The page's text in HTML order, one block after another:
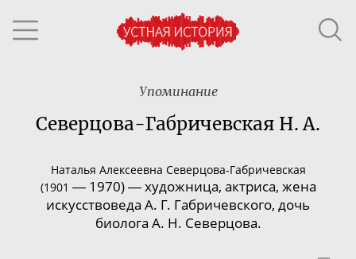
Упоминание
Северцова-Габричевская Н. А.
Наталья Алексеевна Северцова-Габричевская
(1901 ― 1970)― художница, актриса, жена
искусствоведа А. Г. Габричевского, дочь
биолога А. Н. Северцова.